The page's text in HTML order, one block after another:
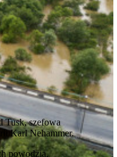
Tusk, szefowa
Karl Nehammer.
powodzią.